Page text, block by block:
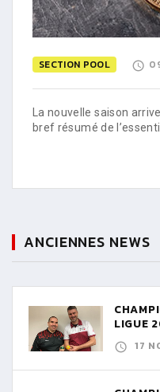
SECTION POOL
La nouvelle saison
bref résumé de
ANCIENNES NEWS
LIGUE
17